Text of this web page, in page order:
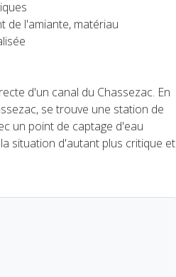
de l'amiante, matériau
d'un canal du Chassezac. En
se trouve une station de
un point de captage d'eau
situation d'autant plus critique et